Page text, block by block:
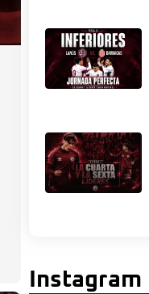
Instagram